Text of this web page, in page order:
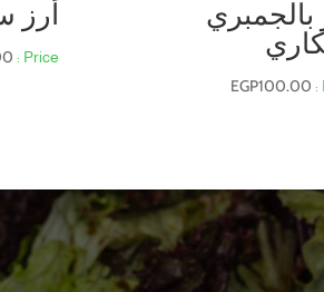
بالجمبري
EGP100.00
أرز